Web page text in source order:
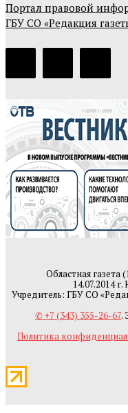
Портал правовой
ГБУ СО «Редакция
Областная газета
14.07.2014
Учредитель: ГБУ СО
✆ +7 (343) 355-26-67.
Политика